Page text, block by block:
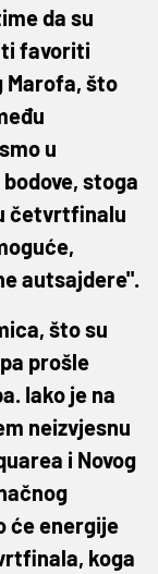
da su
favoriti
Marofa, što
u
stoga
četvrtfinalu
autsajdere".
što su
prošle
Iako je na
neizvjesnu
i Novog
će energije
koga